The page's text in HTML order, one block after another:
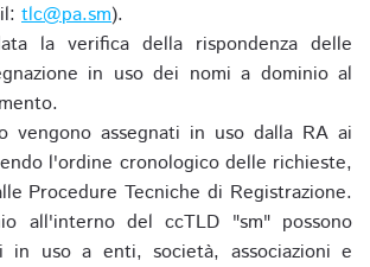
tlc@pa.sm).
la verifica della rispondenza delle
in uso dei nomi a dominio al
vengono assegnati in uso dalla RA ai
l'ordine cronologico delle richieste,
Procedure Tecniche di Registrazione.
all'interno del ccTLD "sm" possono
in uso a enti, società, associazioni e